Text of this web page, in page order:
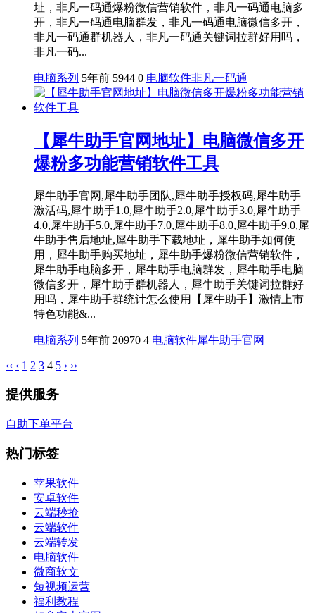
址，非凡一码通爆粉微信营销软件，非凡一码通电脑多
开，非凡一码通电脑群发，非凡一码通电脑微信多开，
非凡一码通群机器人，非凡一码通关键词拉群好用吗，
非凡一码...
电脑系列 5年前 5944 0 电脑软件非凡一码通
【犀牛助手官网地址】电脑微信多开
爆粉多功能营销软件工具
犀牛助手官网,犀牛助手团队,犀牛助手授权码,犀牛助手
激活码,犀牛助手1.0,犀牛助手2.0,犀牛助手3.0,犀牛助手
4.0,犀牛助手5.0,犀牛助手7.0,犀牛助手8.0,犀牛助手9.0,犀
牛助手售后地址,犀牛助手下载地址，犀牛助手如何使
用，犀牛助手购买地址，犀牛助手爆粉微信营销软件，
犀牛助手电脑多开，犀牛助手电脑群发，犀牛助手电脑
微信多开，犀牛助手群机器人，犀牛助手关键词拉群好
用吗，犀牛助手群统计怎么使用【犀牛助手】激情上市
特色功能&...
电脑系列 5年前 20970 4 电脑软件犀牛助手官网
‹‹ ‹ 1 2 3 4 5 › ››
提供服务
自助下单平台
热门标签
苹果软件
安卓软件
云端秒抢
云端软件
云端转发
电脑软件
微商软文
短视频运营
福利教程